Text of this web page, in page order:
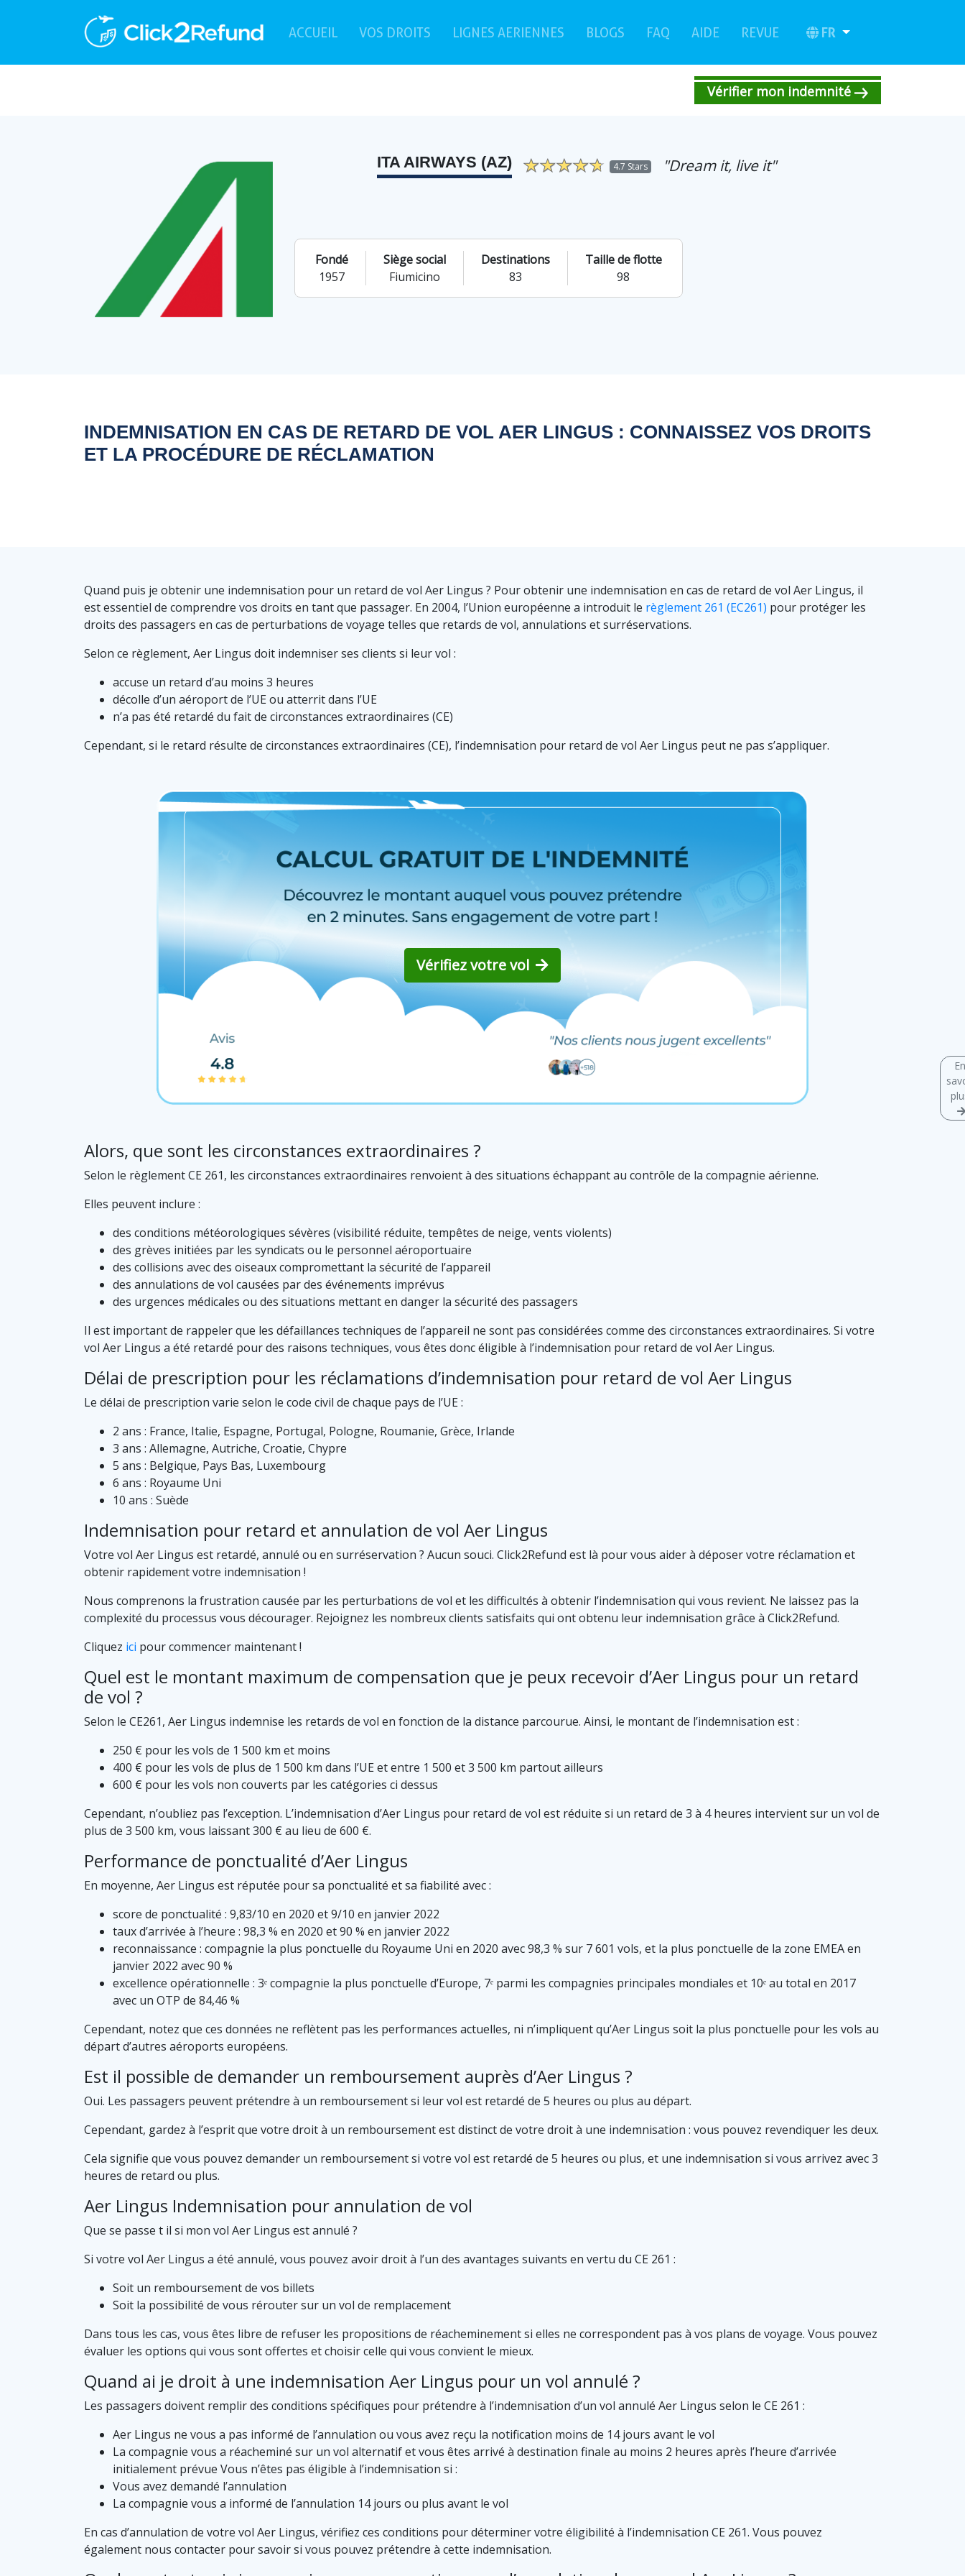
ACCUEIL (current)
VOS DROITS LIGNES AERIENNES BLOGS FAQ (current)
AIDE REVUE (current)FR
Vérifier mon indemnité
ITA AIRWAYS (AZ) 4.7 Stars "Dream it, live it"
Fondé
1957
Siège social
Fiumicino
Destinations
83
Taille de flotte
98
INDEMNISATION EN CAS DE RETARD DE VOL AER LINGUS : CONNAISSEZ VOS DROITS
ET LA PROCÉDURE DE RÉCLAMATION
Quand puis je obtenir une indemnisation pour un retard de vol Aer Lingus ? Pour obtenir une indemnisation en cas de retard de vol Aer Lingus, il
est essentiel de comprendre vos droits en tant que passager. En 2004, l’Union européenne a introduit le règlement 261 (EC261) pour protéger les
droits des passagers en cas de perturbations de voyage telles que retards de vol, annulations et surréservations.
Selon ce règlement, Aer Lingus doit indemniser ses clients si leur vol :
accuse un retard d’au moins 3 heures
décolle d’un aéroport de l’UE ou atterrit dans l’UE
n’a pas été retardé du fait de circonstances extraordinaires (CE)
Cependant, si le retard résulte de circonstances extraordinaires (CE), l’indemnisation pour retard de vol Aer Lingus peut ne pas s’appliquer.
Vérifiez votre vol
En
Alors, que sont les circonstances extraordinaires ?
Selon le règlement CE 261, les circonstances extraordinaires renvoient à des situations échappant au contrôle de la compagnie aérienne.
Elles peuvent inclure :
des conditions météorologiques sévères (visibilité réduite, tempêtes de neige, vents violents)
des grèves initiées par les syndicats ou le personnel aéroportuaire
des collisions avec des oiseaux compromettant la sécurité de l’appareil
des annulations de vol causées par des événements imprévus
des urgences médicales ou des situations mettant en danger la sécurité des passagers
Il est important de rappeler que les défaillances techniques de l’appareil ne sont pas considérées comme des circonstances extraordinaires. Si votre
vol Aer Lingus a été retardé pour des raisons techniques, vous êtes donc éligible à l’indemnisation pour retard de vol Aer Lingus.
Délai de prescription pour les réclamations d’indemnisation pour retard de vol Aer Lingus
Le délai de prescription varie selon le code civil de chaque pays de l’UE :
2 ans : France, Italie, Espagne, Portugal, Pologne, Roumanie, Grèce, Irlande
3 ans : Allemagne, Autriche, Croatie, Chypre
5 ans : Belgique, Pays Bas, Luxembourg
6 ans : Royaume Uni
10 ans : Suède
Indemnisation pour retard et annulation de vol Aer Lingus
Votre vol Aer Lingus est retardé, annulé ou en surréservation ? Aucun souci. Click2Refund est là pour vous aider à déposer votre réclamation et
obtenir rapidement votre indemnisation !
Nous comprenons la frustration causée par les perturbations de vol et les difficultés à obtenir l’indemnisation qui vous revient. Ne laissez pas la
complexité du processus vous décourager. Rejoignez les nombreux clients satisfaits qui ont obtenu leur indemnisation grâce à Click2Refund.
Cliquez ici pour commencer maintenant !
Quel est le montant maximum de compensation que je peux recevoir d’Aer Lingus pour un retard
de vol ?
Selon le CE261, Aer Lingus indemnise les retards de vol en fonction de la distance parcourue. Ainsi, le montant de l’indemnisation est :
250 € pour les vols de 1 500 km et moins
400 € pour les vols de plus de 1 500 km dans l’UE et entre 1 500 et 3 500 km partout ailleurs
600 € pour les vols non couverts par les catégories ci dessus
Cependant, n’oubliez pas l’exception. L’indemnisation d’Aer Lingus pour retard de vol est réduite si un retard de 3 à 4 heures intervient sur un vol de
plus de 3 500 km, vous laissant 300 € au lieu de 600 €.
Performance de ponctualité d’Aer Lingus
En moyenne, Aer Lingus est réputée pour sa ponctualité et sa fiabilité avec :
score de ponctualité : 9,83/10 en 2020 et 9/10 en janvier 2022
taux d’arrivée à l’heure : 98,3 % en 2020 et 90 % en janvier 2022
reconnaissance : compagnie la plus ponctuelle du Royaume Uni en 2020 avec 98,3 % sur 7 601 vols, et la plus ponctuelle de la zone EMEA en
janvier 2022 avec 90 %
excellence opérationnelle : 3ᵉ compagnie la plus ponctuelle d’Europe, 7ᵉ parmi les compagnies principales mondiales et 10ᵉ au total en 2017
avec un OTP de 84,46 %
Cependant, notez que ces données ne reflètent pas les performances actuelles, ni n’impliquent qu’Aer Lingus soit la plus ponctuelle pour les vols au
départ d’autres aéroports européens.
Est il possible de demander un remboursement auprès d’Aer Lingus ?
Oui. Les passagers peuvent prétendre à un remboursement si leur vol est retardé de 5 heures ou plus au départ.
Cependant, gardez à l’esprit que votre droit à un remboursement est distinct de votre droit à une indemnisation : vous pouvez revendiquer les deux.
Cela signifie que vous pouvez demander un remboursement si votre vol est retardé de 5 heures ou plus, et une indemnisation si vous arrivez avec 3
heures de retard ou plus.
Aer Lingus Indemnisation pour annulation de vol
Que se passe t il si mon vol Aer Lingus est annulé ?
Si votre vol Aer Lingus a été annulé, vous pouvez avoir droit à l’un des avantages suivants en vertu du CE 261 :
Soit un remboursement de vos billets
Soit la possibilité de vous rérouter sur un vol de remplacement
Dans tous les cas, vous êtes libre de refuser les propositions de réacheminement si elles ne correspondent pas à vos plans de voyage. Vous pouvez
évaluer les options qui vous sont offertes et choisir celle qui vous convient le mieux.
Quand ai je droit à une indemnisation Aer Lingus pour un vol annulé ?
Les passagers doivent remplir des conditions spécifiques pour prétendre à l’indemnisation d’un vol annulé Aer Lingus selon le CE 261 :
Aer Lingus ne vous a pas informé de l’annulation ou vous avez reçu la notification moins de 14 jours avant le vol
La compagnie vous a réacheminé sur un vol alternatif et vous êtes arrivé à destination finale au moins 2 heures après l’heure d’arrivée
initialement prévue Vous n’êtes pas éligible à l’indemnisation si :
Vous avez demandé l’annulation
La compagnie vous a informé de l’annulation 14 jours ou plus avant le vol
En cas d’annulation de votre vol Aer Lingus, vérifiez ces conditions pour déterminer votre éligibilité à l’indemnisation CE 261. Vous pouvez
également nous contacter pour savoir si vous pouvez prétendre à cette indemnisation.